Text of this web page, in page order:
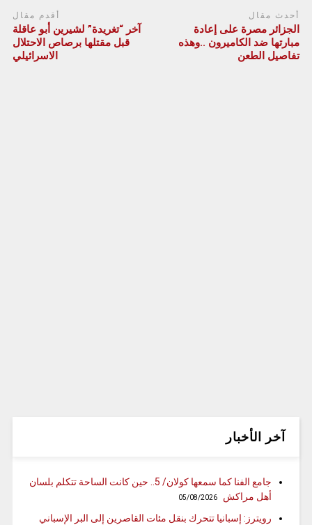
أحدث مقال
الجزائر مصرة على إعادة
مبارتها ضد الكاميرون ..وهذه
تفاصيل الطعن
أقدم مقال
آخر “تغريدة” لشيرين أبو عاقلة
قبل مقتلها برصاص الاحتلال
الاسرائيلي
آخر الأخبار
جامع الفنا كما سمعها كولان/ 5.. حين كانت الساحة تتكلم بلسان
أهل مراكش
05/08/2026
رويترز: إسبانيا تتحرك بنقل مئات القاصرين إلى البر الإسباني